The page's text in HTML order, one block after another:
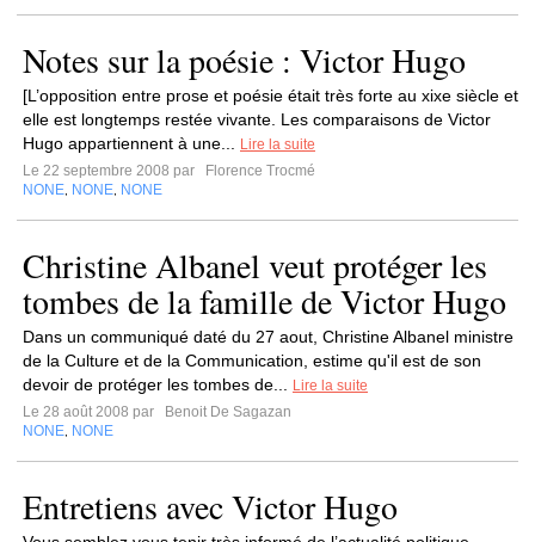
Notes sur la poésie : Victor Hugo
[L’opposition entre prose et poésie était très forte au xixe siècle et
elle est longtemps restée vivante. Les comparaisons de Victor
Hugo appartiennent à une...
Lire la suite
Le 22 septembre 2008 par
Florence Trocmé
NONE NONE NONE
Christine Albanel veut protéger les
tombes de la famille de Victor Hugo
Dans un communiqué daté du 27 aout, Christine Albanel ministre
de la Culture et de la Communication, estime qu'il est de son
devoir de protéger les tombes de...
Lire la suite
Le 28 août 2008 par
Benoit De Sagazan
NONE NONE
Entretiens avec Victor Hugo